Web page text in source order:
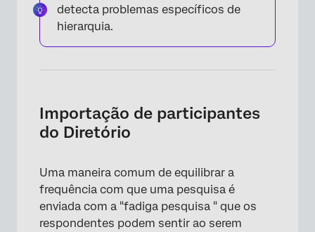
detecta problemas específicos de
hierarquia.
Importação de participantes
do Diretório
Uma maneira comum de equilibrar a
frequência com que uma pesquisa é
enviada com a "fadiga pesquisa " que os
respondentes podem sentir ao serem